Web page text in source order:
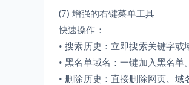
(7) 增强的右键菜单工具
快速操作：
• 搜索历史：立即搜索关键字或
• 黑名单域名：一键加入黑名单。
• 删除历史：直接删除网页、域